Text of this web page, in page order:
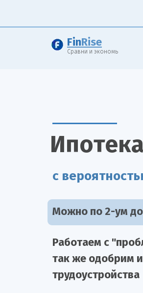
Fin Rise
Сравни и экономь
с
Можно по 2-ум
Работаем с
так же одобрим
трудоустройства